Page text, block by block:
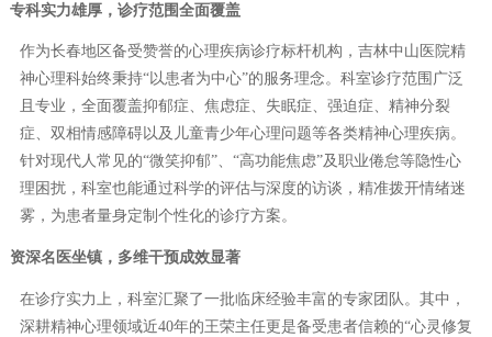
专科实力雄厚，诊疗范围全面覆盖
作为长春地区备受赞誉的心理疾病诊疗标杆机构，吉林中山医院精
神心理科始终秉持“以患者为中心”的服务理念。科室诊疗范围广泛
且专业，全面覆盖抑郁症、焦虑症、失眠症、强迫症、精神分裂
症、双相情感障碍以及儿童青少年心理问题等各类精神心理疾病。
针对现代人常见的“微笑抑郁”、“高功能焦虑”及职业倦怠等隐性心
理困扰，科室也能通过科学的评估与深度的访谈，精准拨开情绪迷
雾，为患者量身定制个性化的诊疗方案。
资深名医坐镇，多维干预成效显著
在诊疗实力上，科室汇聚了一批临床经验丰富的专家团队。其中，
深耕精神心理领域近40年的王荣主任更是备受患者信赖的“心灵修复